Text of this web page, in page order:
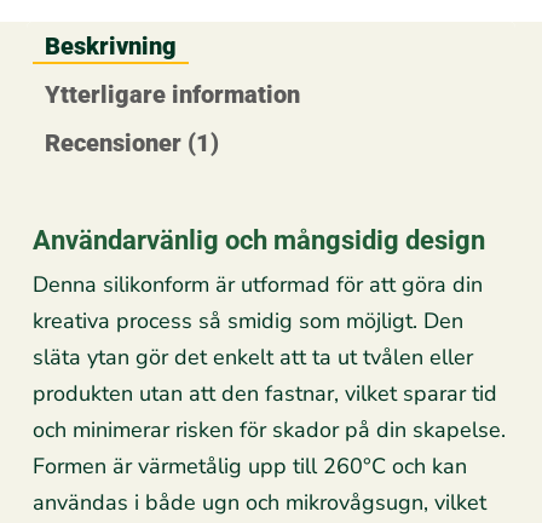
Beskrivning
Ytterligare information
Recensioner (1)
Användarvänlig och mångsidig design
Denna silikonform är utformad för att göra din
kreativa process så smidig som möjligt. Den
släta ytan gör det enkelt att ta ut tvålen eller
produkten utan att den fastnar, vilket sparar tid
och minimerar risken för skador på din skapelse.
Formen är värmetålig upp till 260°C och kan
användas i både ugn och mikrovågsugn, vilket